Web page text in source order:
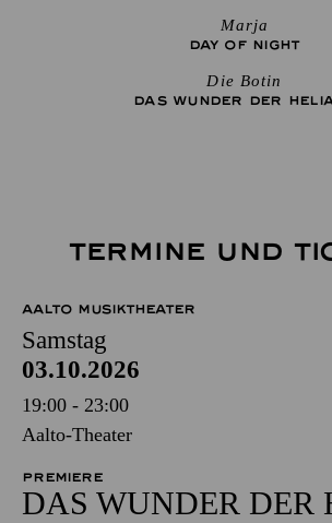
Marja
DAY OF NIGHT
Die Botin
DAS WUNDER DER
TERMINE UND
AALTO MUSIKTHEATER
Samstag
03.10.2026
19:00 - 23:00
Aalto-Theater
PREMIERE
DAS WUNDER DER